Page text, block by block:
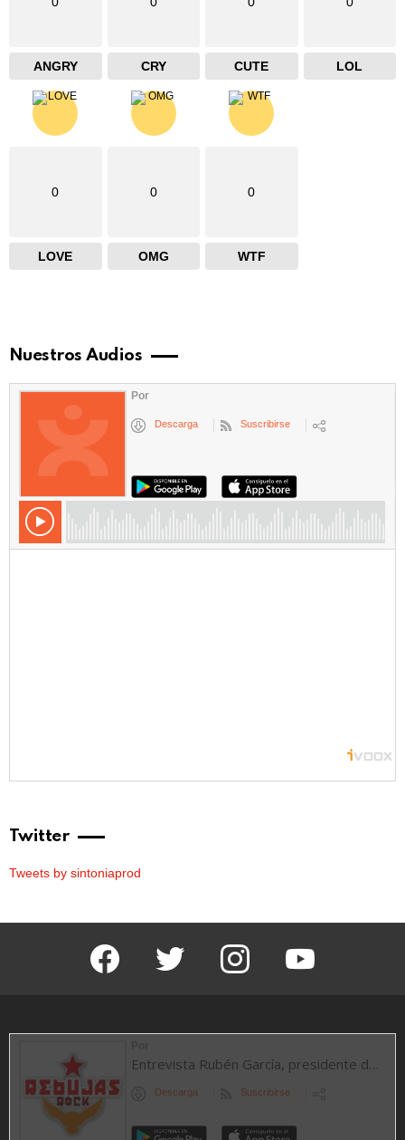
ANGRY CRY CUTE LOL
0
LOVE
0
OMG
0
WTF
Nuestros Audios
Twitter
Tweets by sintoniaprod
facebook twitter instagram